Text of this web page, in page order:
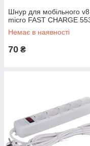
Шнур для мобільного v8
micro FAST CHARGE
Немає в наявності
70 ₴